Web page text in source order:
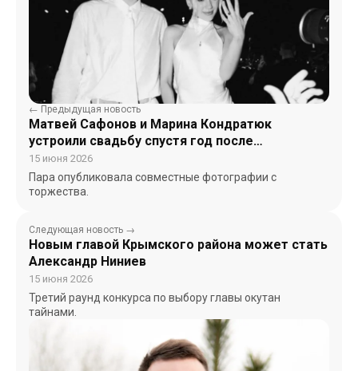
← Предыдущая новость
Матвей Сафонов и Марина Кондратюк
устроили свадьбу спустя год после
официальной росписи
15 июня 2026
Пара опубликовала совместные фотографии с
торжества.
Следующая новость →
Новым главой Крымского района может стать
Александр Ниниев
15 июня 2026
Третий раунд конкурса по выбору главы окутан
тайнами.